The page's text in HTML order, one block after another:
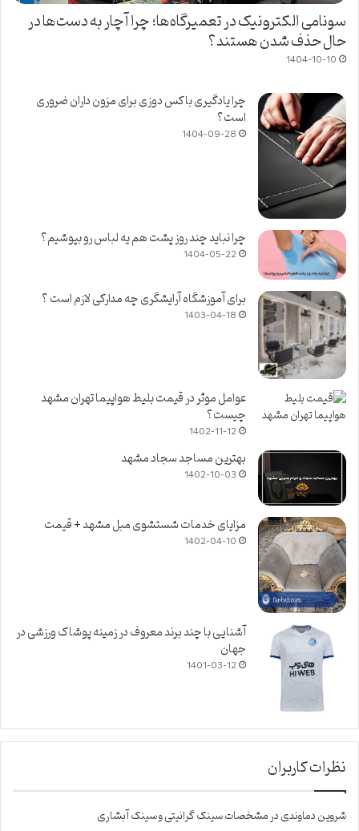
سونامی الکترونیک در تعمیرگاه‌ها؛ چرا آچار به دست‌ها در
حال حذف شدن هستند؟
1404-10-10
چرا یادگیری باکس دوزی برای مزون داران ضروری
است؟
1404-09-28
چرا نباید چند روز پشت هم یه لباس رو بپوشیم؟
1404-05-22
برای آموزشگاه آرایشگری چه مدارکی لازم است ؟
1403-04-18
عوامل موثر در قیمت بلیط هواپیما تهران مشهد
چیست؟
1402-11-12
بهترین مساجد سجاد مشهد
1402-10-03
مزایای خدمات شستشوی مبل مشهد + قیمت
1402-04-10
آشنایی با چند برند معروف در زمینه پوشاک ورزشی در
جهان
1401-03-12
نظرات کاربران
شروین دماوندیدرمشخصات سینک گرانیتی و سینک آبشاری